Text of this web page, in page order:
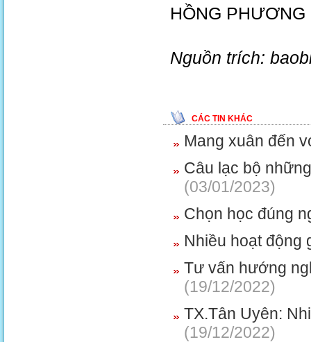
HỒNG PHƯƠNG
Nguồn trích:
CÁC TIN KHÁC
Mang xuân đến
Câu lạc bộ
(03/01/2023)
Chọn học đúng
Nhiều hoạt động
Tư vấn hướng
(19/12/2022)
TX.Tân Uyên:
(19/12/2022)